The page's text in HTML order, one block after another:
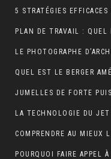
PLAN DE TRAVAIL : QUEL
LE PHOTOGRAPHE
QUEL EST LE BERGER
COMPRENDRE AU MIEUX